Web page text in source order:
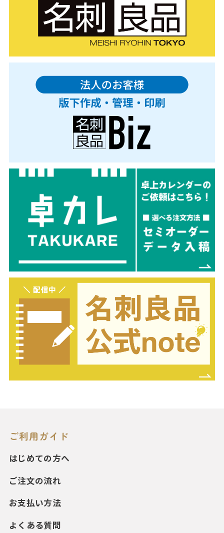
ご利用ガイド
はじめての方へ
ご注文の流れ
お支払い方法
よくある質問